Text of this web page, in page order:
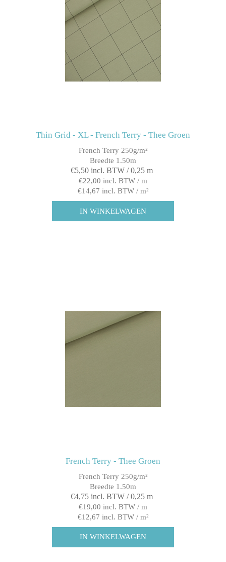
Thin Grid - XL - French Terry - Thee Groen
French Terry 250g/m²
Breedte 1.50m
€5,50 incl. BTW / 0,25 m
€22,00 incl. BTW / m
€14,67 incl. BTW / m²
French Terry - Thee Groen
French Terry 250g/m²
Breedte 1.50m
€4,75 incl. BTW / 0,25 m
€19,00 incl. BTW / m
€12,67 incl. BTW / m²